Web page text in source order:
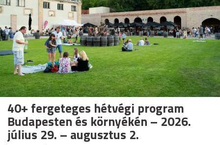
40+ fergeteges hétvégi program
Budapesten és környékén – 2026.
július 29. – augusztus 2.